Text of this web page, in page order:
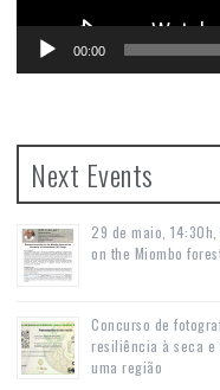
00:00
Next Events
29 de maio,
on the Miombo
Concurso de
resiliência à seca e
uma região